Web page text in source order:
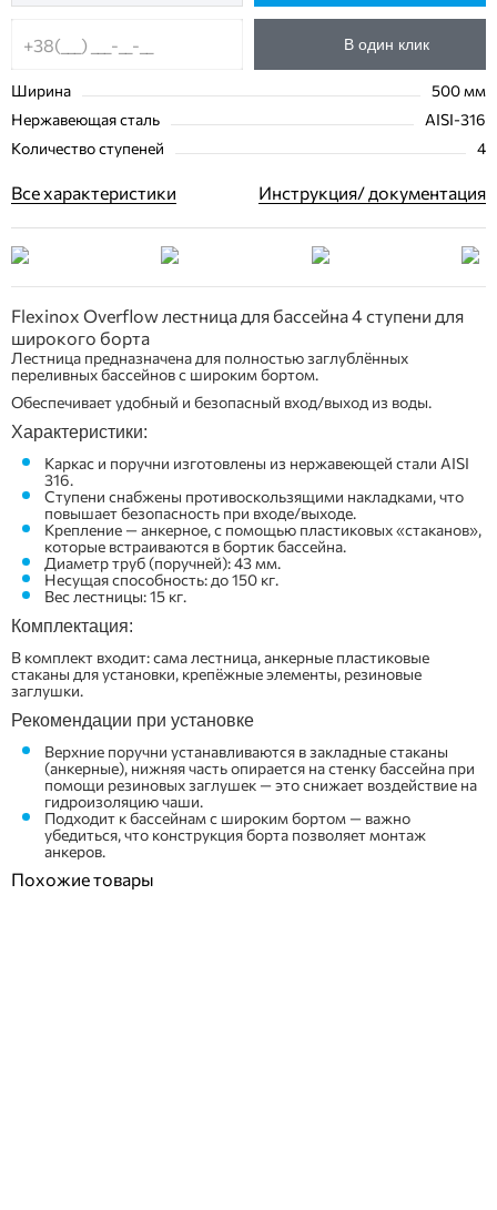
В один клик
Ширина
500 мм
Нержавеющая сталь
AISI-316
Количество ступеней
4
Все характеристики Инструкция/ документация
Flexinox Overflow лестница для бассейна 4 ступени для
широкого борта
Лестница предназначена для полностью заглублённых
переливных бассейнов с широким бортом.
Обеспечивает удобный и безопасный вход/выход из воды.
Характеристики:
Каркас и поручни изготовлены из нержавеющей стали AISI
316.
Ступени снабжены противоскользящими накладками, что
повышает безопасность при входе/выходе.
Крепление — анкерное, с помощью пластиковых «стаканов»,
которые встраиваются в бортик бассейна.
Диаметр труб (поручней): 43 мм.
Несущая способность: до 150 кг.
Вес лестницы: 15 кг.
Комплектация:
В комплект входит: сама лестница, анкерные пластиковые
стаканы для установки, крепёжные элементы, резиновые
заглушки.
Рекомендации при установке
Верхние поручни устанавливаются в закладные стаканы
(анкерные), нижняя часть опирается на стенку бассейна при
помощи резиновых заглушек — это снижает воздействие на
гидроизоляцию чаши.
Подходит к бассейнам с широким бортом — важно
убедиться, что конструкция борта позволяет монтаж
анкеров.
Похожие товары